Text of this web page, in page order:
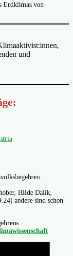
Erdklimas von
und
Hilde Dalik,
andere sind schon